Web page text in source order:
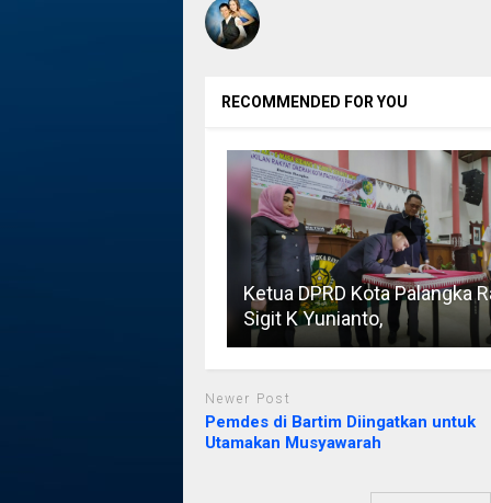
RECOMMENDED FOR YOU
Ketua DPRD Kota Palangka
Sigit K Yunianto,
Newer Post
Pemdes di Bartim Diingatkan untuk
Utamakan Musyawarah